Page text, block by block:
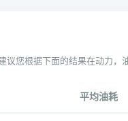
您根据下面的结果在动力
平均油耗